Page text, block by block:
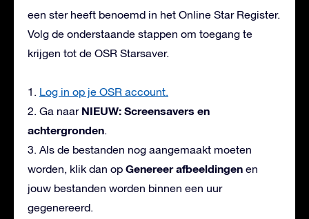
een ster heeft benoemd in het Online Star Register.
Volg de onderstaande stappen om toegang te
krijgen tot de OSR Starsaver.
1. Log in op je OSR account.
2. Ga naar NIEUW: Screensavers en
achtergronden
3. Als de bestanden nog aangemaakt moeten
worden, klik dan op Genereer afbeeldingen en
jouw bestanden worden binnen een uur
gegenereerd.